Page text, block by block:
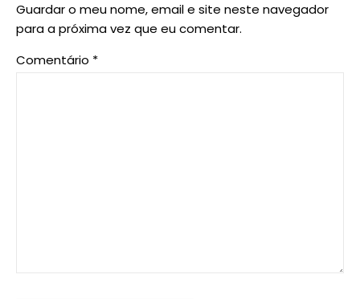
Guardar o meu nome, email e site neste navegador
para a próxima vez que eu comentar.
Comentário *